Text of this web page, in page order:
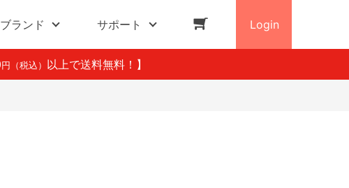
ブランド サポート Login
円（税込） 以上で送料無料！】